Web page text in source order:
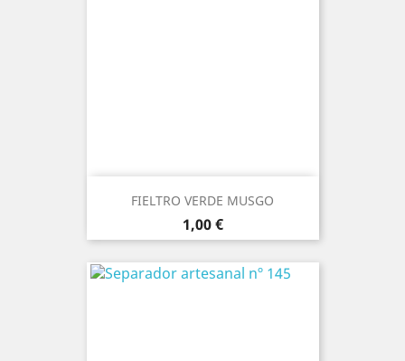
FIELTRO VERDE MUSGO
Precio
1,00 €